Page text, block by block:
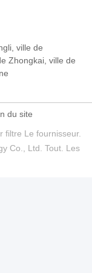
ville de
Zhongkai, ville de
du site
filtre Le fournisseur.
Co., Ltd. Tout. Les